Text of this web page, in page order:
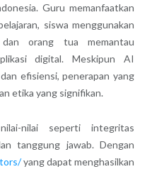
Guru memanfaatkan
siswa menggunakan
orang tua memantau
digital. Meskipun AI
efisiensi, penerapan yang
etika yang signifikan.
nilai seperti integritas
tanggung jawab. Dengan
yang dapat menghasilkan